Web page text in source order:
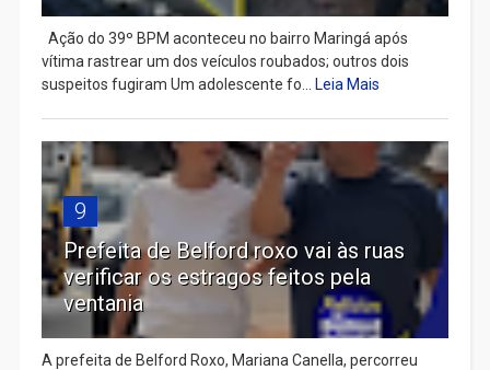
Ação do 39º BPM aconteceu no bairro Maringá após
vítima rastrear um dos veículos roubados; outros dois
suspeitos fugiram Um adolescente fo... Leia Mais
9
Prefeita de Belford roxo vai às ruas
verificar os estragos feitos pela
ventania
A prefeita de Belford Roxo, Mariana Canella, percorreu